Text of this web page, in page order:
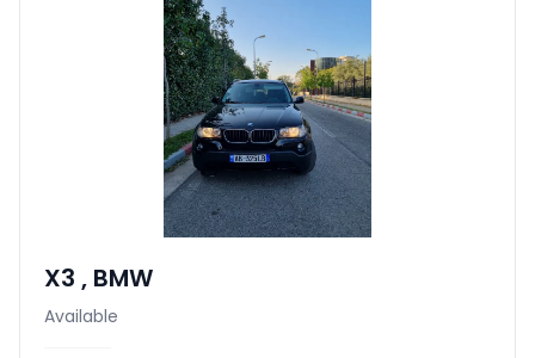
X3 , BMW
Available